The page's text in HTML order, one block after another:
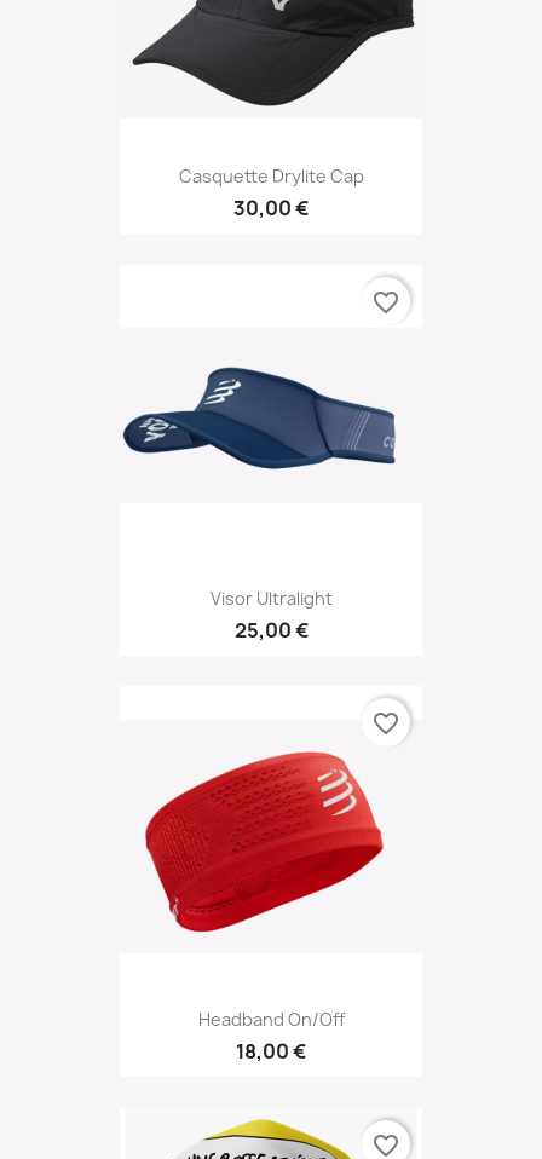
Casquette Drylite Cap
30,00 €
Visor Ultralight
25,00 €
favorite_border
Headband On/off
18,00 €
favorite_border
favorite_border